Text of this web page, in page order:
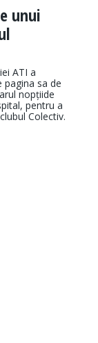
unui
ATI a
pagina sa de
nopțiide
pentru a
Colectiv.